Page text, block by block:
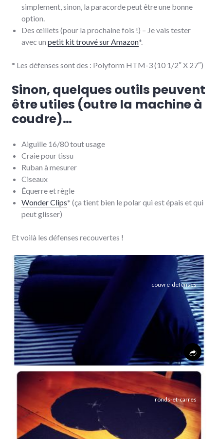
simplement, sinon, la paracorde peut être une bonne
option.
Des œillets (pour la prochaine fois !) – Je vais tester
avec un petit kit trouvé sur Amazon*.
* Les défenses sont des : Polyform HTM-3 (10 1/2″ X 27″)
Sinon, quelques outils peuvent
être utiles (outre la machine à
coudre)…
Aiguille 16/80 tout usage
Craie pour tissu
Ruban à mesurer
Ciseaux
Équerre et règle
Wonder Clips* (ça tient bien le polar qui est épais et qui
peut glisser)
Et voilà les défenses recouvertes­­ !
couvre-defenses
ronds-et-carres